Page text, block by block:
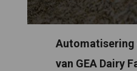
Automatisering
van GEA Dairy